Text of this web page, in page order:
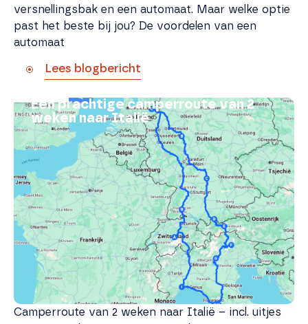
versnellingsbak en een automaat. Maar welke optie
past het beste bij jou? De voordelen van een
automaat
Lees blogbericht
Een prachtige camperroute van 2
weken naar Italië
Camperroute van 2 weken naar Italië – incl. uitjes